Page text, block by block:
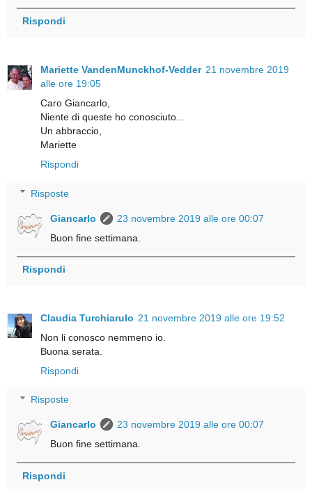
Rispondi
Mariette VandenMunckhof-Vedder 21 novembre 2019
alle ore 19:05
Caro Giancarlo,
Niente di queste ho conosciuto...
Un abbraccio,
Mariette
Rispondi
Risposte
Giancarlo
23 novembre 2019 alle ore 00:07
Buon fine settimana.
Rispondi
Claudia Turchiarulo 21 novembre 2019 alle ore 19:52
Non li conosco nemmeno io.
Buona serata.
Rispondi
Risposte
Giancarlo
23 novembre 2019 alle ore 00:07
Buon fine settimana.
Rispondi